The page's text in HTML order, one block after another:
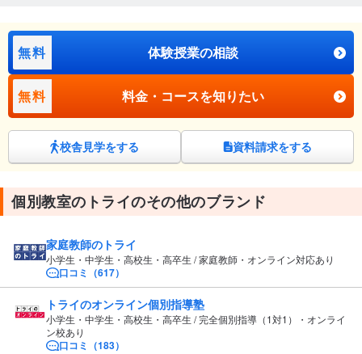
無料 体験授業の相談
無料 料金・コースを知りたい
校舎見学をする 資料請求をする
個別教室のトライのその他のブランド
家庭教師のトライ
小学生・中学生・高校生・高卒生 / 家庭教師・オンライン対応あり
口コミ（617）
トライのオンライン個別指導塾
小学生・中学生・高校生・高卒生 / 完全個別指導（1対1）・オンライ
ン校あり
口コミ（183）